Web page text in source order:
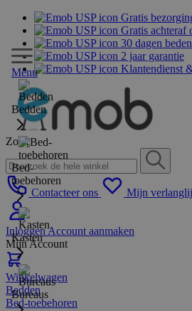
Gratis
Gratis achteraf
30 dagen
2 jaar garantie
Klantendienst
Zoek
Contacteer ons Mijn
InloggenAccount aanmaken
Mijn Account
Winkelwagen
Menu
Bedden
Bed-
toebehoren
Kasten
Bureaus
Bedden
Bed-toebehoren